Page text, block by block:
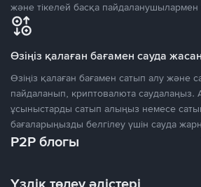
және тікелей басқа
Өзіңіз қалаған бағамен сауда
Өзіңіз қалаған бағамен сатып алу және
пайдаланып, криптовалюта саудалаңыз.
ұсыныстарды сатып алыңыз немесе
бағаларыңызды белгілеу үшін сауда
P2P блогы